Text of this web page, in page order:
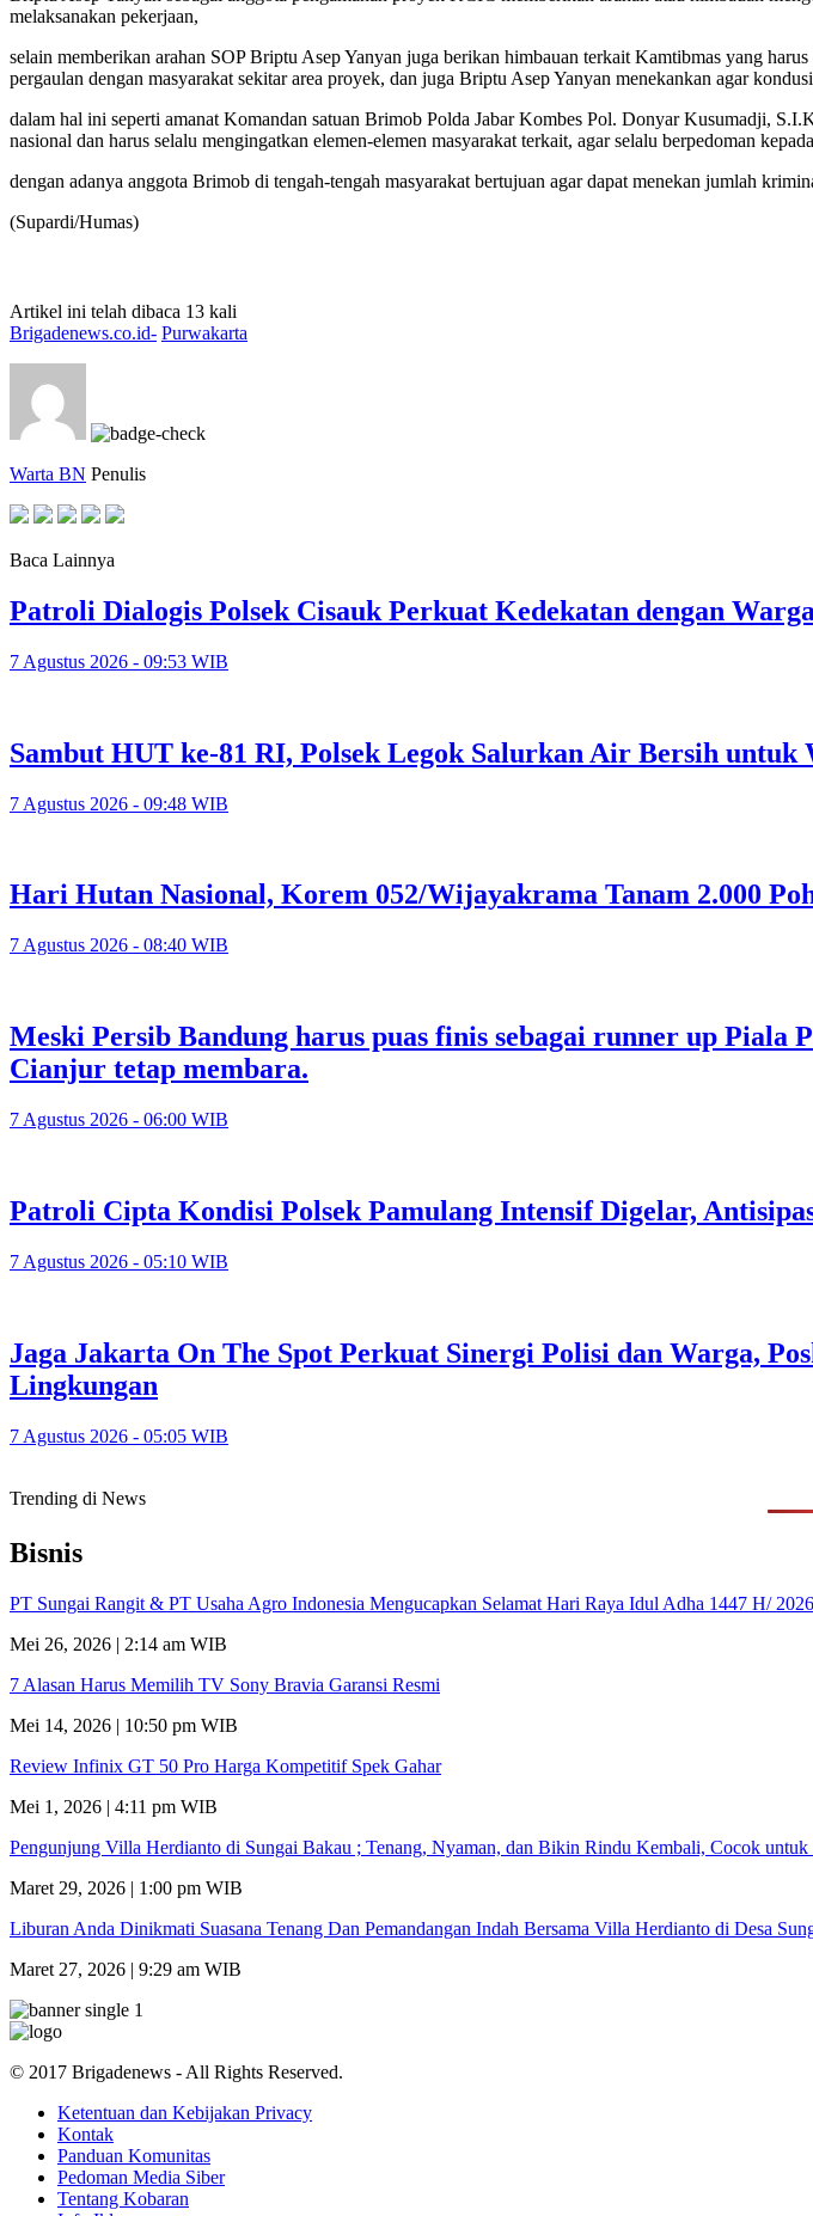
melaksanakan pekerjaan,
selain memberikan arahan SOP Briptu Asep Yanyan juga berikan himbauan terkait Kamtibmas yang
pergaulan dengan masyarakat sekitar area proyek, dan juga Briptu Asep Yanyan menekankan agar
dalam hal ini seperti amanat Komandan satuan Brimob Polda Jabar Kombes Pol. Donyar Kusumadji,
nasional dan harus selalu mengingatkan elemen-elemen masyarakat terkait, agar selalu berpedoman
dengan adanya anggota Brimob di tengah-tengah masyarakat bertujuan agar dapat menekan jumlah
(Supardi/Humas)
Artikel ini telah dibaca 13 kali
Brigadenews.co.id- Purwakarta
Warta BN Penulis
Baca Lainnya
Patroli Dialogis Polsek Cisauk Perkuat Kedekatan dengan
7 Agustus 2026 - 09:53 WIB
Sambut HUT ke-81 RI, Polsek Legok Salurkan Air Bersih untuk
7 Agustus 2026 - 09:48 WIB
Hari Hutan Nasional, Korem 052/Wijayakrama Tanam 2.000
7 Agustus 2026 - 08:40 WIB
Meski Persib Bandung harus puas finis sebagai runner up Piala
Cianjur tetap membara.
7 Agustus 2026 - 06:00 WIB
Patroli Cipta Kondisi Polsek Pamulang Intensif Digelar,
7 Agustus 2026 - 05:10 WIB
Jaga Jakarta On The Spot Perkuat Sinergi Polisi dan Warga,
Lingkungan
7 Agustus 2026 - 05:05 WIB
Trending di News
Bisnis
PT Sungai Rangit & PT Usaha Agro Indonesia Mengucapkan Selamat Hari Raya Idul Adha 1447 H/ 2026
Mei 26, 2026 | 2:14 am WIB
7 Alasan Harus Memilih TV Sony Bravia Garansi Resmi
Mei 14, 2026 | 10:50 pm WIB
Review Infinix GT 50 Pro Harga Kompetitif Spek Gahar
Mei 1, 2026 | 4:11 pm WIB
Pengunjung Villa Herdianto di Sungai Bakau ; Tenang, Nyaman, dan Bikin Rindu Kembali, Cocok
Maret 29, 2026 | 1:00 pm WIB
Liburan Anda Dinikmati Suasana Tenang Dan Pemandangan Indah Bersama Villa Herdianto di Desa
Maret 27, 2026 | 9:29 am WIB
© 2017 Brigadenews - All Rights Reserved.
Ketentuan dan Kebijakan Privacy
Kontak
Panduan Komunitas
Pedoman Media Siber
Tentang Kobaran